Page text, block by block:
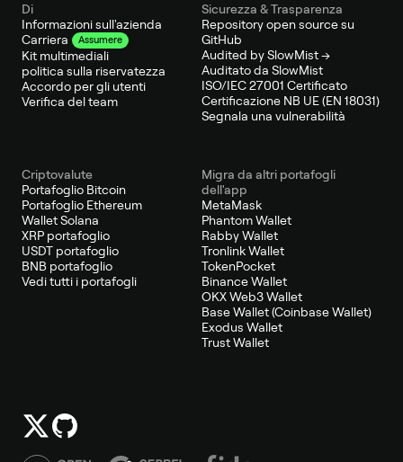
Di
Informazioni sull'azienda
Carriera
Assumere
Kit multimediali
politica sulla riservatezza
Accordo per gli utenti
Verifica del team
Sicurezza & Trasparenza
Repository open source su
GitHub
Audited by SlowMist →
Auditato da SlowMist
ISO/IEC 27001 Certificato
Certificazione NB UE (EN 18031)
Segnala una vulnerabilità
Criptovalute
Portafoglio Bitcoin
Portafoglio Ethereum
Wallet Solana
XRP portafoglio
USDT portafoglio
BNB portafoglio
Vedi tutti i portafogli
Migra da altri portafogli
dell'app
MetaMask
Phantom Wallet
Rabby Wallet
Tronlink Wallet
TokenPocket
Binance Wallet
OKX Web3 Wallet
Base Wallet (Coinbase Wallet)
Exodus Wallet
Trust Wallet